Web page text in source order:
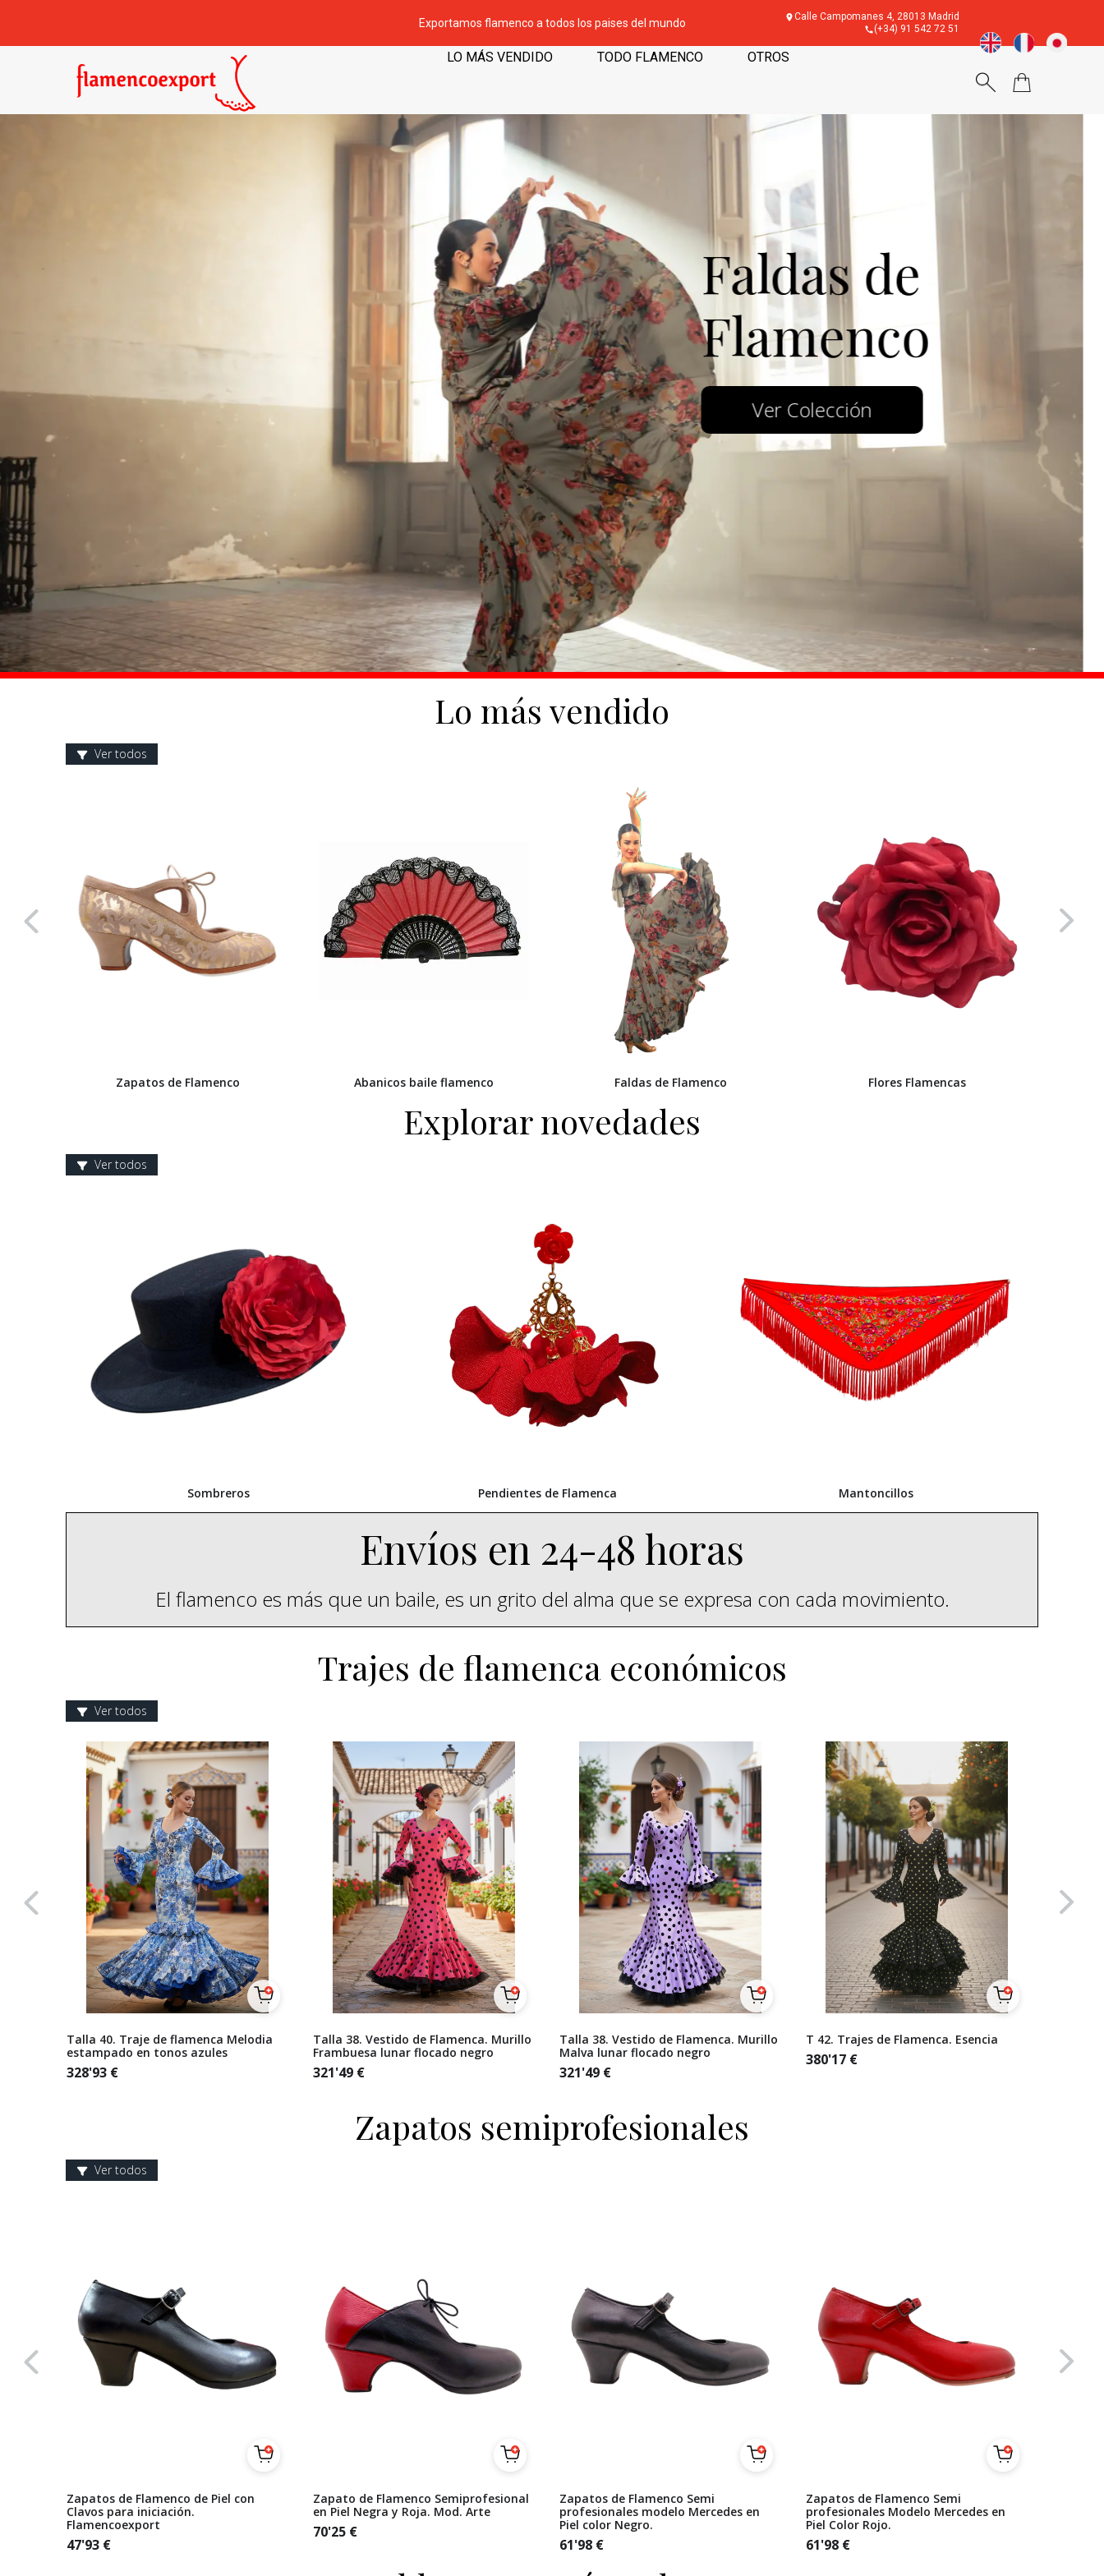
Exportamos flamenco a todos los paises del mundo
Calle Campomanes 4, 28013 Madrid
(+34) 91 542 72 51
LO MÁS VENDIDO TODO FLAMENCO OTROS
Lo más vendido
Ver todos
Zapatos de Flamenco Abanicos baile flamenco Faldas de Flamenco Flores Flamencas
Explorar novedades
Ver todos
Sombreros Pendientes de Flamenca Mantoncillos
Envíos en 24-48 horas
El flamenco es más que un baile, es un grito del alma que se expresa con cada movimiento.
Trajes de flamenca económicos
Ver todos
Talla 40. Traje de flamenca Melodia
estampado en tonos azules
328'93 €
Talla 38. Vestido de Flamenca. Murillo
Frambuesa lunar flocado negro
321'49 €
Talla 38. Vestido de Flamenca. Murillo
Malva lunar flocado negro
321'49 €
T 42. Trajes de Flamenca. Esencia
380'17 €
Zapatos semiprofesionales
Ver todos
Zapatos de Flamenco de Piel con
Clavos para iniciación.
Flamencoexport
47'93 €
Zapato de Flamenco Semiprofesional
en Piel Negra y Roja. Mod. Arte
70'25 €
Zapatos de Flamenco Semi
profesionales modelo Mercedes en
Piel color Negro.
61'98 €
Zapatos de Flamenco Semi
profesionales Modelo Mercedes en
Piel Color Rojo.
61'98 €